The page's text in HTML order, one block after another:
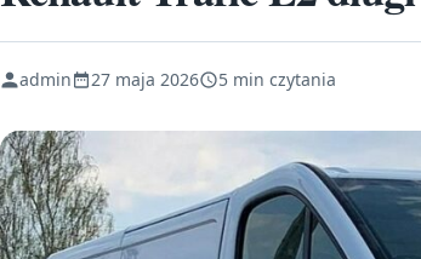
admin 27 maja 2026 5 min czytania